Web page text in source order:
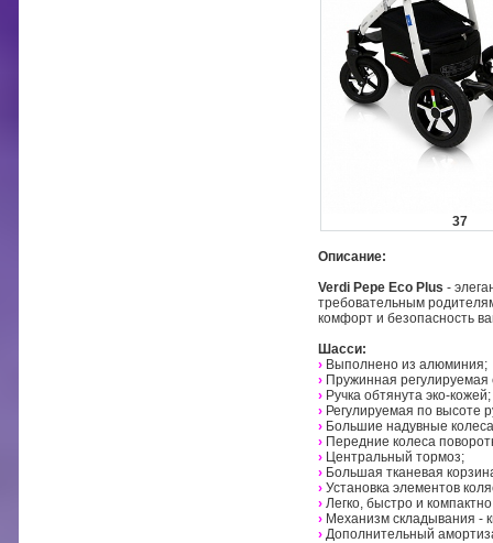
37
Описание:
Verdi Pepe Eco Plus -
требовательным
комфорт и безопасность
Шасси:
› Выполнено из алюминия;
› Пружинная
› Ручка обтянута эко-кожей;
› Регулируемая по высоте
› Большие надувные
› Передние колеса
› Центральный тормоз;
› Большая тканевая
› Установка элементов
› Легко, быстро и
› Механизм складывания -
› Дополнительный